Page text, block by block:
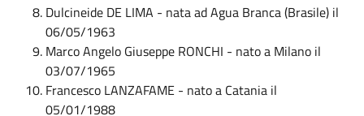
Dulcineide DE LIMA - nata ad Agua Branca (Brasile) il
06/05/1963
Marco Angelo Giuseppe RONCHI - nato a Milano il
03/07/1965
Francesco LANZAFAME - nato a Catania il
05/01/1988